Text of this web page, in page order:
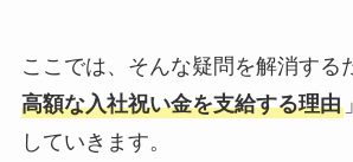
ここでは、そんな疑問を解消する
高額な入社祝い金を支給する理由
していきます。